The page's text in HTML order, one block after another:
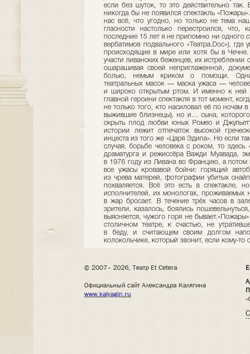
если без шуток, то это действительно так.
никогда бы не появился спектакль
нас всё, что угодно, но только не тема
гласности настолько перестроился,
последние 15 лет я не припомню ни одного
вербатимов подвального «Театра.Doc»), где
происходящие в мире или хотя бы в Чечне.
участи ливанских беженцев, их
ошарашивая своей неприглаженной,
болью, немым криком о помощи. Одна
театральных масок — маска ужаса —
и широко открытым ртом. И именно к ней
главной героини спектакля в тот момент,
не только того, кто насиловал её по ночам
выжившие близнецы), но и… сына,
скрыть плод любви юных Ромео и
истории лежит отпечаток высокой
инцеста из того же «Царя Эдипа». Но если
случая, борьбе человека с роком, то здесь
драматурга и режиссёра Важди Муавада,
в 1976 году из Ливана во Францию, а потом
все ужасы кровавой бойни: горящий
из чрева матерей, фотографии убитых
похваляется. Всё это есть в спектакле,
исполнителей, их монологах, проживаемых
в жар бросает. В течение трёх часов в
зрители, казалось, боялись
выясняется, чужого горя не
столичном театре, к счастью, не
в беду, и считающем своим долгом
колокольчике, который звонит, если кому-то
© 2007– 2026, Театр Et Cetera
Официальный сайт Александра Калягина
www.kalyagin.ru